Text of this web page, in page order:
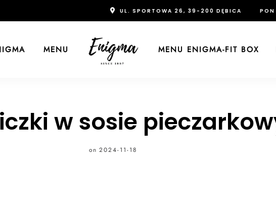
UL. SPORTOWA 26, 39-200 DĘBICA
MENU MENU ENIGMA-FIT BOX
w sosie
on 2024-11-18